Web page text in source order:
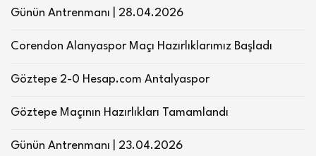
Günün Antrenmanı | 28.04.2026
Corendon Alanyaspor Maçı Hazırlıklarımız Başladı
Göztepe 2-0 Hesap.com Antalyaspor
Göztepe Maçının Hazırlıkları Tamamlandı
Günün Antrenmanı | 23.04.2026